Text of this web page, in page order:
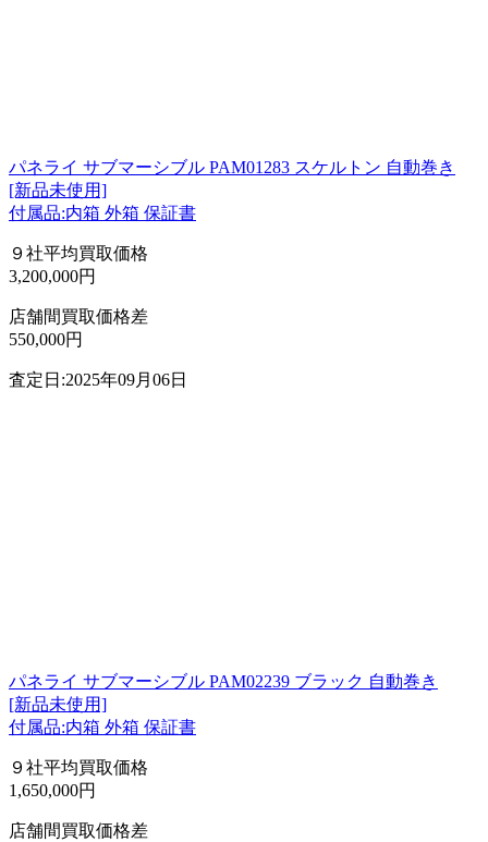
パネライ サブマーシブル PAM01283 スケルトン 自動巻き
[新品未使用]
付属品:内箱 外箱 保証書
９社平均買取価格
3,200,000円
店舗間買取価格差
550,000円
査定日:2025年09月06日
パネライ サブマーシブル PAM02239 ブラック 自動巻き
[新品未使用]
付属品:内箱 外箱 保証書
９社平均買取価格
1,650,000円
店舗間買取価格差